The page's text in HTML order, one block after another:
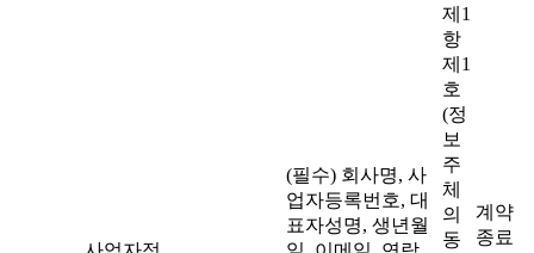
(필수) 회사명, 사
업자등록번호, 대
표자성명, 생년월
제1
항
제1
호
(정
보
주
체
의
동
계약
종료